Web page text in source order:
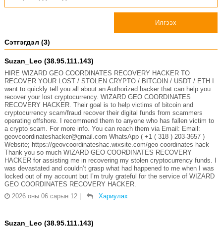
Илгээх
Сэтгэгдэл (3)
Suzan_Leo (38.95.111.143)
HIRE WIZARD GEO COORDINATES RECOVERY HACKER TO
RECOVER YOUR LOST / STOLEN CRYPTO / BITCOIN / USDT / ETH I
want to quickly tell you all about an Authorized hacker that can help you
recover your lost cryptocurrency. WIZARD GEO COORDINATES
RECOVERY HACKER. Their goal is to help victims of bitcoin and
cryptocurrency scam/fraud recover their digital funds from scammers
operating offshore. I recommend them to anyone who has fallen victim to
a crypto scam. For more info. You can reach them via Email: Email:
geovcoordinateshacker@gmail.com WhatsApp ( +1 ( 318 ) 203-3657 )
Website; https://geovcoordinateshac.wixsite.com/geo-coordinates-hack
Thank you so much WIZARD GEO COORDINATES RECOVERY
HACKER for assisting me in recovering my stolen cryptocurrency funds. I
was devastated and couldn’t grasp what had happened to me when I was
locked out of my account but I’m truly grateful for the service of WIZARD
GEO COORDINATES RECOVERY HACKER.
2026 оны 06 сарын 12
Хариулах
Suzan_Leo (38.95.111.143)